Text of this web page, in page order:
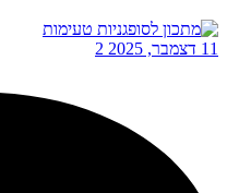
11 דצמבר, 2025 2